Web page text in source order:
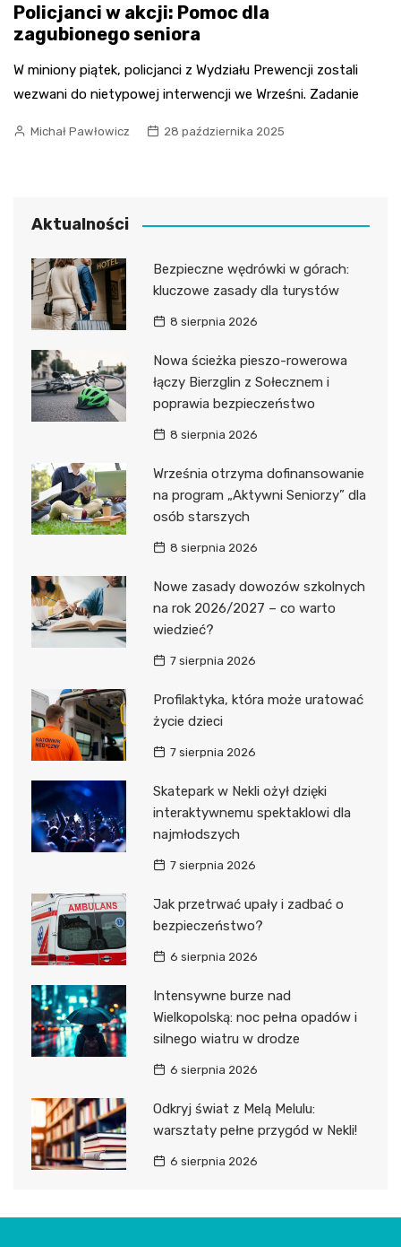
Policjanci w akcji: Pomoc dla
zagubionego seniora
W miniony piątek, policjanci z Wydziału Prewencji zostali
wezwani do nietypowej interwencji we Wrześni. Zadanie
Michał Pawłowicz 28 października 2025
Aktualności
Bezpieczne wędrówki w górach:
kluczowe zasady dla turystów
8 sierpnia 2026
Nowa ścieżka pieszo-rowerowa
łączy Bierzglin z Sołecznem i
poprawia bezpieczeństwo
8 sierpnia 2026
Września otrzyma dofinansowanie
na program „Aktywni Seniorzy” dla
osób starszych
8 sierpnia 2026
Nowe zasady dowozów szkolnych
na rok 2026/2027 – co warto
wiedzieć?
7 sierpnia 2026
Profilaktyka, która może uratować
życie dzieci
7 sierpnia 2026
Skatepark w Nekli ożył dzięki
interaktywnemu spektaklowi dla
najmłodszych
7 sierpnia 2026
Jak przetrwać upały i zadbać o
bezpieczeństwo?
6 sierpnia 2026
Intensywne burze nad
Wielkopolską: noc pełna opadów i
silnego wiatru w drodze
6 sierpnia 2026
Odkryj świat z Melą Melulu:
warsztaty pełne przygód w Nekli!
6 sierpnia 2026